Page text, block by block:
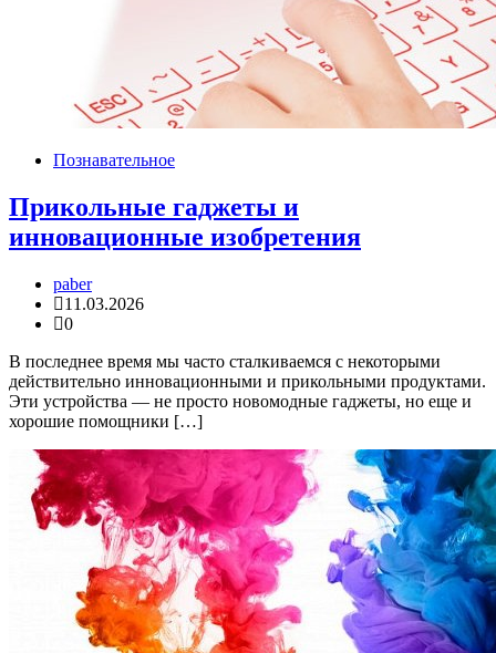
Познавательное
Прикольные гаджеты и
инновационные изобретения
paber
11.03.2026
0
В последнее время мы часто сталкиваемся с некоторыми
действительно инновационными и прикольными продуктами.
Эти устройства — не просто новомодные гаджеты, но еще и
хорошие помощники […]